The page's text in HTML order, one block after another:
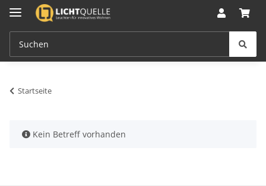
Startseite
x Kein Betreff vorhanden